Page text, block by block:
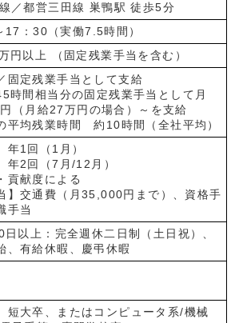
／都営三田線 巣鴨駅 徒歩5分
17：30（実働7.5時間）
円以上 （固定残業手当を含む）
固定残業手当として支給
間相当分の固定残業手当として月
（月給27万円の場合）～を支給
均残業時間 約10時間（全社平均）
年1回（1月）
年2回（7月/12月）
貢献度による
】交通費（月35,000円まで）、資格手
手当
以上：完全週休二日制（土日祝）、
、有給休暇、慶弔休暇
短大卒、またはコンピュータ系/機械